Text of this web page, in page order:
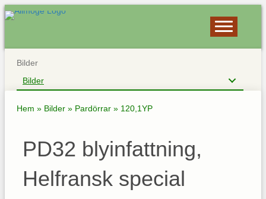
Bilder
Bilder
Hem » Bilder » Pardörrar » 120,1YP
PD32 blyinfattning,
Helfransk special